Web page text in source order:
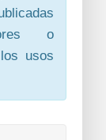
o
usos